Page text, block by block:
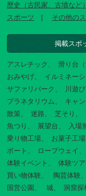
歴史（古民家、古墳など）
スポーツ
その他の
掲載スポ
アスレチック 滑り台（
おみやげ
イルミネー
サファリパーク
川遊び
プラネタリウム
キャ
散策
迷路 芝そり
魚つり
展望台 入場
乗り物工場
お菓子工場
ボート
ロープウェイ
体験イベント
体験ツ
買い物体験
陶芸体験
国営公園
城 洞窟探